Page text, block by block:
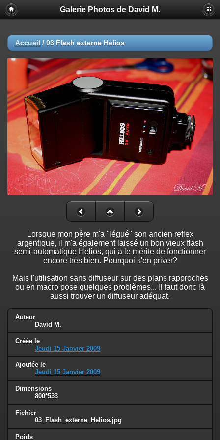
Galerie Photos de David M.
Accueil / 03 Flash externe Helios
Lorsque mon père m'a "légué" son ancien reflex
argentique, il m'a également laissé un bon vieux flash
semi-automatique Helios, qui a le mérite de fonctionner
encore très bien. Pourquoi s'en priver?
Mais l'utilisation sans diffuseur sur des plans rapprochés
ou en macro pose quelques problèmes... Il faut donc là
aussi trouver un diffuseur adéquat.
Auteur
David M.
Créée le
Jeudi 15 Janvier 2009
Ajoutée le
Jeudi 15 Janvier 2009
Dimensions
800*533
Fichier
03_Flash_externe_Helios.jpg
Poids